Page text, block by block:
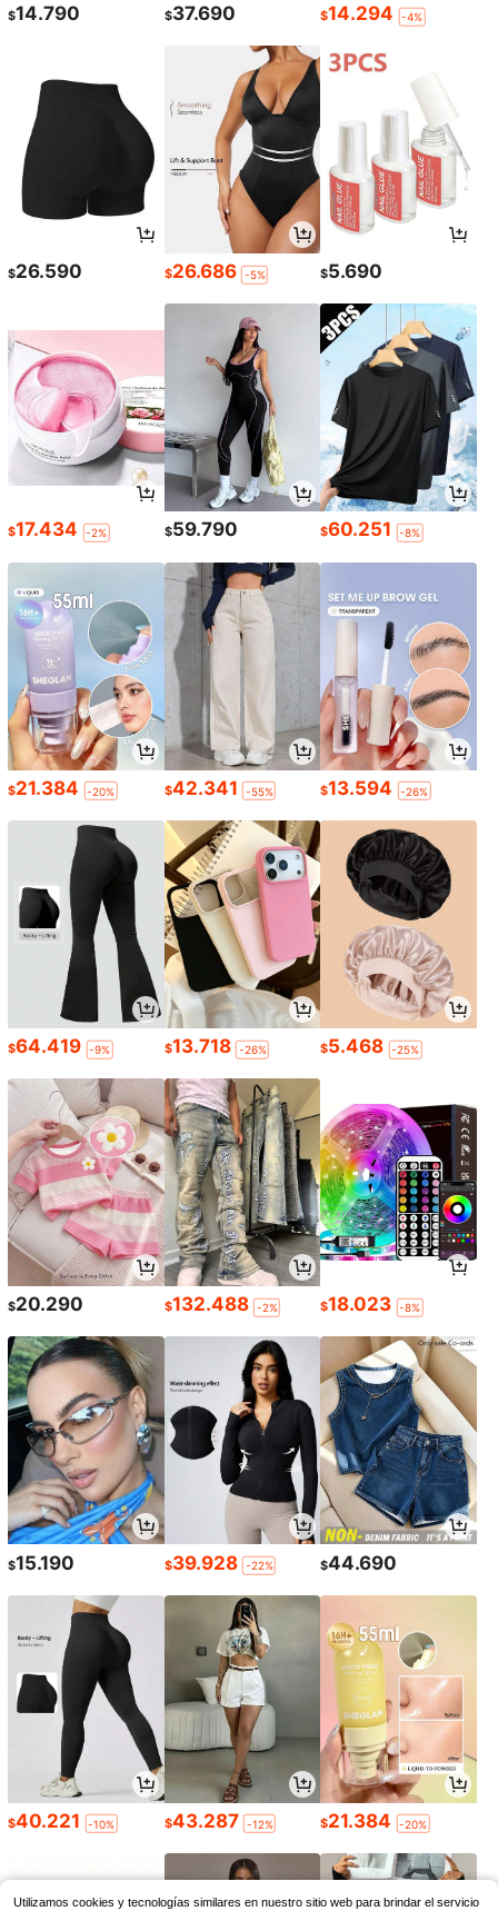
$14.790 $37.690 $14.294 -4%
$26.590 $26.686 -5% $5.690
$17.434 -2% $59.790 $60.251 -8%
$21.384 -20% $42.341 -55% $13.594 -26%
$64.419 -9% $13.718 -26% $5.468 -25%
$20.290 $132.488 -2% $18.023 -8%
$15.190 $39.928 -22% $44.690
$40.221 -10% $43.287 -12% $21.384 -20%
Utilizamos cookies y tecnologías similares en nuestro sitio web para brindar el servicio